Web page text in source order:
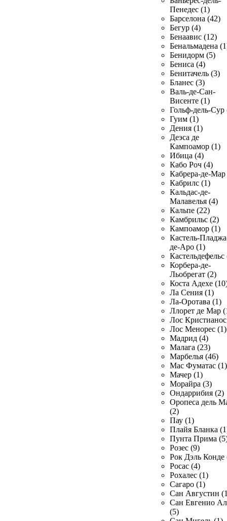
Пенедес (1)
Барселона (42)
Бегур (4)
Бенаавис (12)
Бенальмадена
Бенидорм (5)
Бениса (4)
Бенитачель (3)
Бланес (3)
Валь-де-Сан-
Висенте (1)
Гольф-дель-Сур
Гуим (1)
Дения (1)
Деэса де
Кампоамор (1)
Ибица (4)
Кабо Роч (4)
Кабрера-де-Мар
Кабрилс (1)
Кальдас-де-
Малавелья (4)
Кальпе (22)
Камбрильс (2)
Кампоамор (1)
Кастель-
де-Аро (1)
Кастельдефельс
Корбера-де-
Льобрегат (2)
Коста Адехе
Ла Сения (1)
Ла-Оротава (1)
Ллорет де Мар
Лос
Лос Менорес (1)
Мадрид (4)
Малага (23)
Марбелья (46)
Мас Фуматас (1)
Мачер (1)
Морайра (3)
Ондаррибия (2)
Оропеса дель
(2)
Пау (1)
Плайя Бланка
Пунта Прима
Розес (9)
Рок Дэль Конде
Росас (4)
Рохалес (1)
Сагаро (1)
Сан Августин
Сан Евгенио
(5)